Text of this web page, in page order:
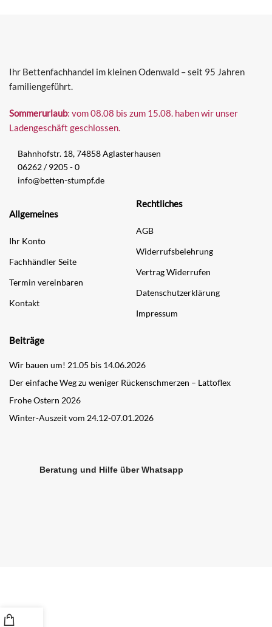
Ihr Bettenfachhandel im kleinen Odenwald – seit 95 Jahren
familiengeführt.
Sommerurlaub: vom 08.08 bis zum 15.08. haben wir unser
Ladengeschäft geschlossen.
Bahnhofstr. 18, 74858 Aglasterhausen
06262 / 9205 - 0
info@betten-stumpf.de
Allgemeines
Ihr Konto
Fachhändler Seite
Termin vereinbaren
Kontakt
Rechtliches
AGB
Widerrufsbelehrung
Vertrag Widerrufen
Datenschutzerklärung
Impressum
Beiträge
Wir bauen um! 21.05 bis 14.06.2026
Der einfache Weg zu weniger Rückenschmerzen – Lattoflex
Frohe Ostern 2026
Winter-Auszeit vom 24.12-07.01.2026
Beratung und Hilfe über Whatsapp